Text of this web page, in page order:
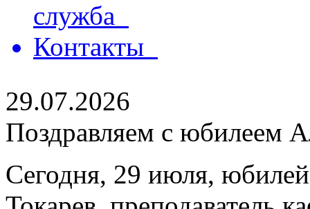
служба
Контакты
29.07.2026
Поздравляем с юбилеем
Сегодня, 29 июля,